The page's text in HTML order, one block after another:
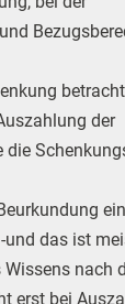
der
die
das ist
nach
erst bei